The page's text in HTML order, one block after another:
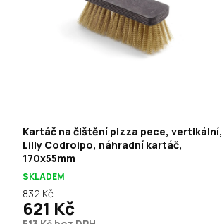
Kartáč na čištění pizza pece, vertikální,
Lilly Codroipo, náhradní kartáč,
170x55mm
SKLADEM
832 Kč
621 Kč